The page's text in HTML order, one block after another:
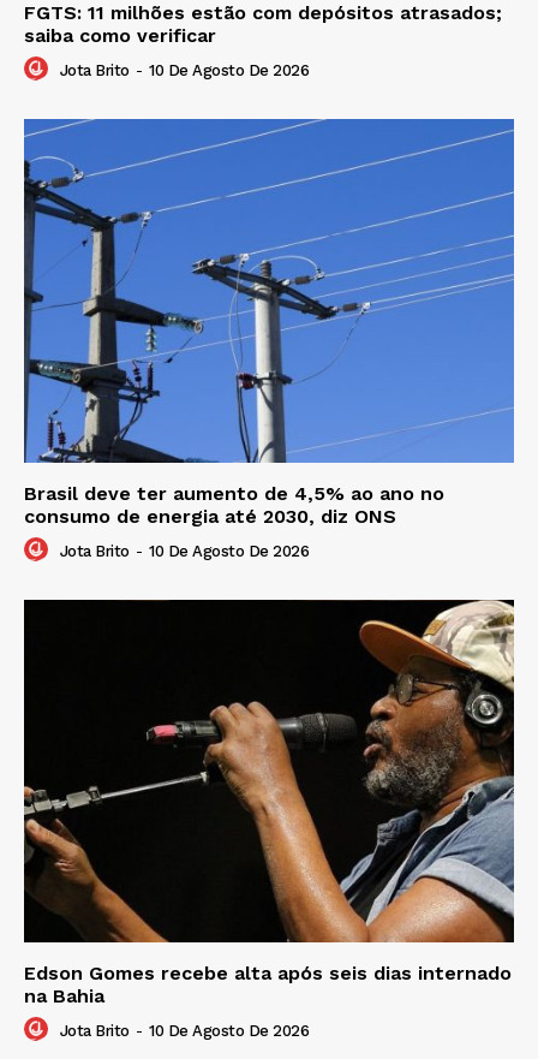
FGTS: 11 milhões estão com depósitos atrasados;
saiba como verificar
Jota Brito - 10 De Agosto De 2026
Brasil deve ter aumento de 4,5% ao ano no
consumo de energia até 2030, diz ONS
Jota Brito - 10 De Agosto De 2026
Edson Gomes recebe alta após seis dias internado
na Bahia
Jota Brito - 10 De Agosto De 2026